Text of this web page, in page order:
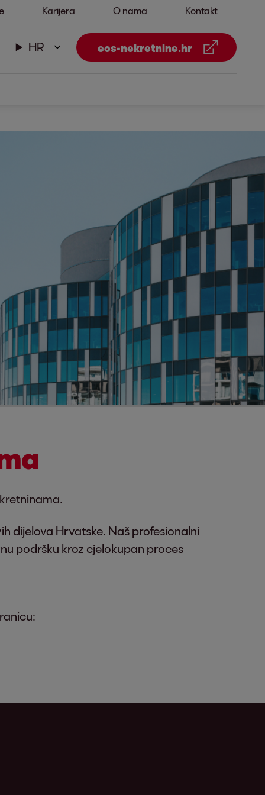
Karijera O nama Kontakt
HR eos-nekretnine.hr
dijelova Hrvatske. Naš profesionalni
podršku kroz cjelokupan proces